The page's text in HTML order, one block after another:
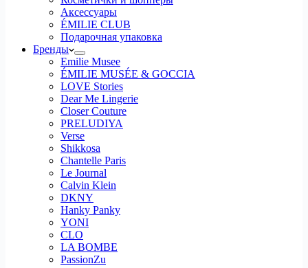
Аксессуары
ÉMILIE CLUB
Подарочная упаковка
Бренды
Emilie Musee
ÉMILIE MUSÉE & GOCCIA
LOVE Stories
Dear Me Lingerie
Closer Couture
PRELUDIYA
Verse
Shikkosa
Chantelle Paris
Le Journal
Calvin Klein
DKNY
Hanky Panky
YONI
CLO
LA BOMBE
PassionZu